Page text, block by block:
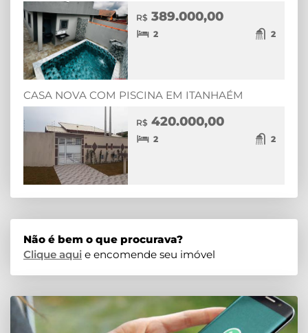
R$ 389.000,00
2 2
CASA NOVA COM PISCINA EM ITANHAÉM
R$ 420.000,00
2 2
Não é bem o que procurava?
Clique aqui e encomende seu imóvel